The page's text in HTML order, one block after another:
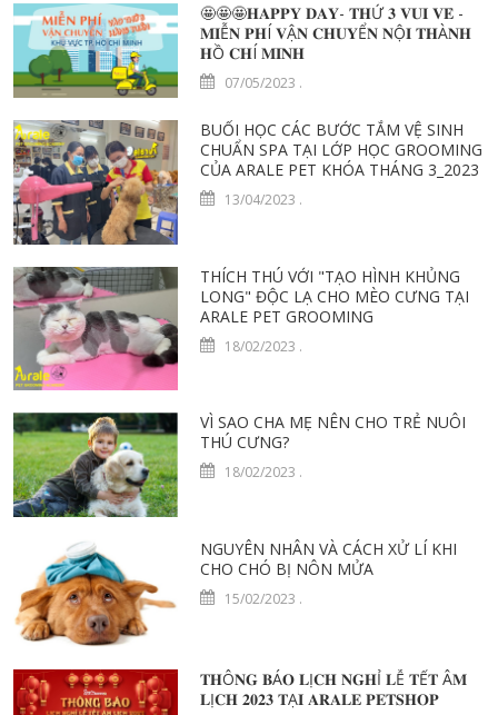
🤩🤩🤩𝐇𝐀𝐏𝐏𝐘 𝐃𝐀𝐘- 𝐓𝐇Ứ 𝟑 𝐕𝐔𝐈 𝐕𝐄̉ -
𝐌𝐈Ễ𝐍 𝐏𝐇Í 𝐕Ậ𝐍 𝐂𝐇𝐔𝐘Ể𝐍 𝐍Ộ𝐈 𝐓𝐇À𝐍𝐇
𝐇Ồ 𝐂𝐇Í 𝐌𝐈𝐍𝐇
07/05/2023 .
BUỔI HỌC CÁC BƯỚC TẮM VỆ SINH
CHUẨN SPA TẠI LỚP HỌC GROOMING
CỦA ARALE PET KHÓA THÁNG 3_2023
13/04/2023 .
THÍCH THÚ VỚI "TẠO HÌNH KHỦNG
LONG" ĐỘC LẠ CHO MÈO CƯNG TẠI
ARALE PET GROOMING
18/02/2023 .
VÌ SAO CHA MẸ NÊN CHO TRẺ NUÔI
THÚ CƯNG?
18/02/2023 .
NGUYÊN NHÂN VÀ CÁCH XỬ LÍ KHI
CHO CHÓ BỊ NÔN MỬA
15/02/2023 .
𝐓𝐇Ô𝐍𝐆 𝐁Á𝐎 𝐋Ị𝐂𝐇 𝐍𝐆𝐇Ỉ 𝐋Ễ 𝐓Ế𝐓 Â𝐌
𝐋Ị𝐂𝐇 𝟐𝟎𝟐𝟑 𝐓Ạ𝐈 𝐀𝐑𝐀𝐋𝐄 𝐏𝐄𝐓𝐒𝐇𝐎𝐏